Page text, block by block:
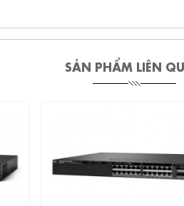
SẢN PHẨM LIÊN